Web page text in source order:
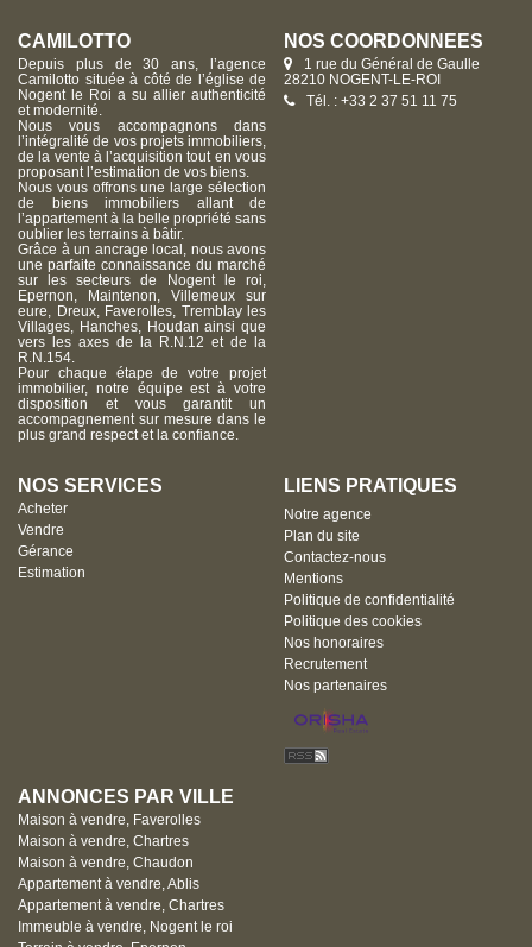
CAMILOTTO
Depuis plus de 30 ans, l’agence
Camilotto située à côté de l’église de
Nogent le Roi a su allier authenticité
et modernité.
Nous vous accompagnons dans
l’intégralité de vos projets immobiliers,
de la vente à l’acquisition tout en vous
proposant l’estimation de vos biens.
Nous vous offrons une large sélection
de biens immobiliers allant de
l’appartement à la belle propriété sans
oublier les terrains à bâtir.
Grâce à un ancrage local, nous avons
une parfaite connaissance du marché
sur les secteurs de Nogent le roi,
Epernon, Maintenon, Villemeux sur
eure, Dreux, Faverolles, Tremblay les
Villages, Hanches, Houdan ainsi que
vers les axes de la R.N.12 et de la
R.N.154.
Pour chaque étape de votre projet
immobilier, notre équipe est à votre
disposition et vous garantit un
accompagnement sur mesure dans le
plus grand respect et la confiance.
NOS COORDONNÉES
1 rue du Général de Gaulle
28210 NOGENT-LE-ROI
Tél. : +33 2 37 51 11 75
NOS SERVICES
Acheter
Vendre
Gérance
Estimation
LIENS PRATIQUES
Notre agence
Plan du site
Contactez-nous
Mentions
Politique de confidentialité
Politique des cookies
Nos honoraires
Recrutement
Nos partenaires
ANNONCES PAR VILLE
Maison à vendre, Faverolles
Maison à vendre, Chartres
Maison à vendre, Chaudon
Appartement à vendre, Ablis
Appartement à vendre, Chartres
Immeuble à vendre, Nogent le roi